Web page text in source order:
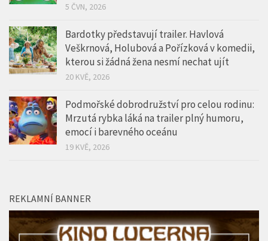
5 ČVN, 2026
Bardotky představují trailer. Havlová
Veškrnová, Holubová a Pořízková v komedii,
kterou si žádná žena nesmí nechat ujít
20 KVĚ, 2026
Podmořské dobrodružství pro celou rodinu:
Mrzutá rybka láká na trailer plný humoru,
emocí i barevného oceánu
19 KVĚ, 2026
REKLAMNÍ BANNER